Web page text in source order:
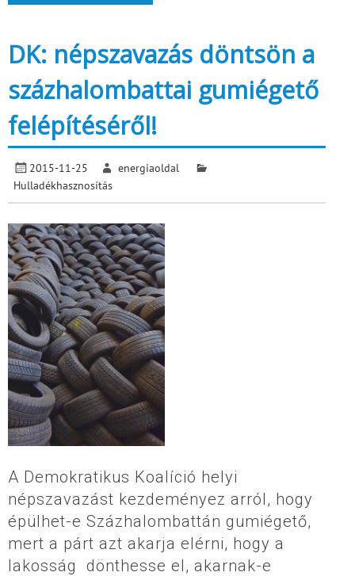
DK: népszavazás döntsön a
százhalombattai gumiégető
felépítéséről!
2015-11-25
energiaoldal
Hulladékhasznosítás
A Demokratikus Koalíció helyi
népszavazást kezdeményez arról, hogy
épülhet-e Százhalombattán gumiégető,
mert a párt azt akarja elérni, hogy a
lakosság dönthesse el, akarnak-e